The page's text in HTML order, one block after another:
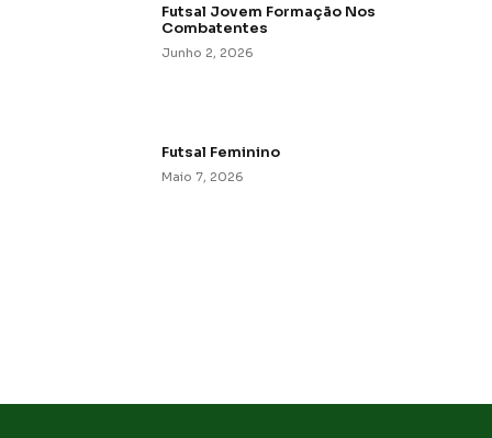
Futsal Jovem Formação Nos
Combatentes
Junho 2, 2026
Futsal Feminino
Maio 7, 2026